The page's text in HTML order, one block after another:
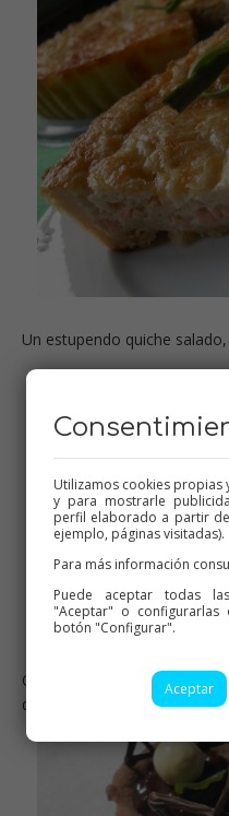
Un estupendo quiche
O una estupenda masa
deseemos.
Utilizamos cookies propias
y para mostrarle
perfil elaborado a partir
ejemplo, páginas visitadas).
Para más información
Puede aceptar todas
"Aceptar" o
botón "Configurar".
Aceptar